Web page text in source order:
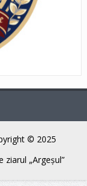
© 2025
ziarul „Argeşul”